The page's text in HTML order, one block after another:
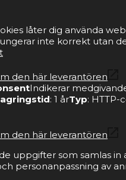
låter dig använda
inte korrekt utan
den här leverantören
Indikerar
: 1 årTyp: HTTP-
den här leverantören
uppgifter som samlas
personanpassning av